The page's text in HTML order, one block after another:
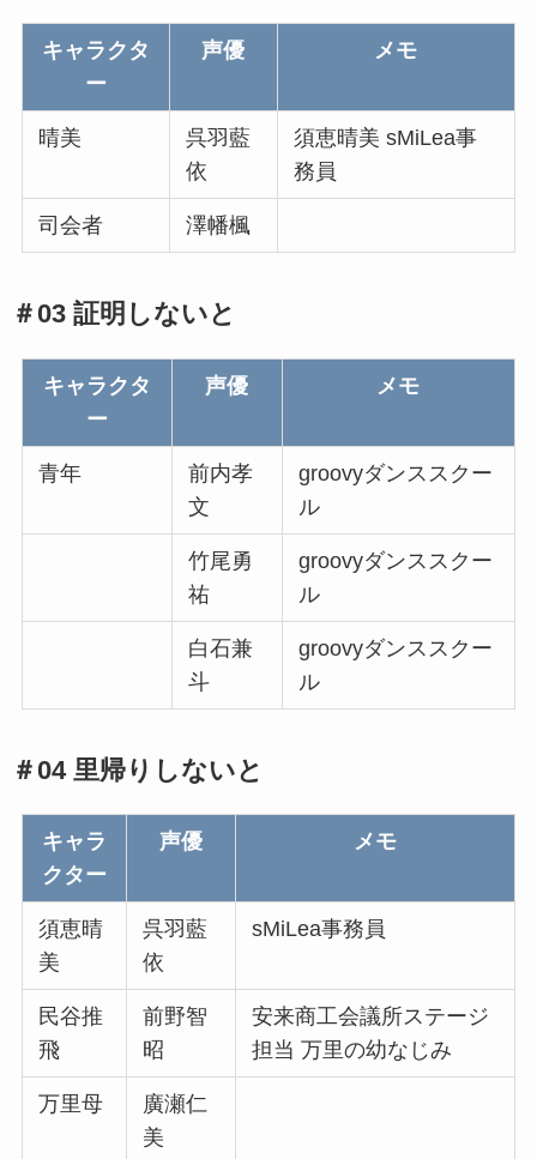
キャラクタ
ー
声優 メモ
晴美
呉羽藍
依
須恵晴美 sMiLea事
務員
司会者 澤幡楓
＃03 証明しないと
キャラクタ
ー
声優 メモ
青年
前内孝
文
groovyダンススクー
ル
竹尾勇
祐
groovyダンススクー
ル
白石兼
斗
groovyダンススクー
ル
＃04 里帰りしないと
キャラ
クター
声優 メモ
須恵晴
美
呉羽藍
依
sMiLea事務員
民谷推
飛
前野智
昭
安来商工会議所ステージ
担当 万里の幼なじみ
万里母
廣瀬仁
美